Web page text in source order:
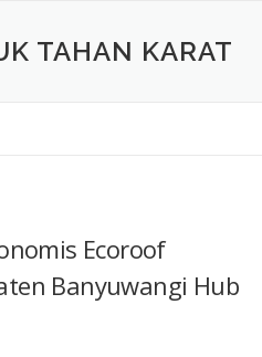
TAHAN KARAT
Ecoroof
Banyuwangi Hub